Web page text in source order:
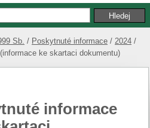
Sb. Poskytnuté informace
2024
ke skartaci dokumentu)
informace